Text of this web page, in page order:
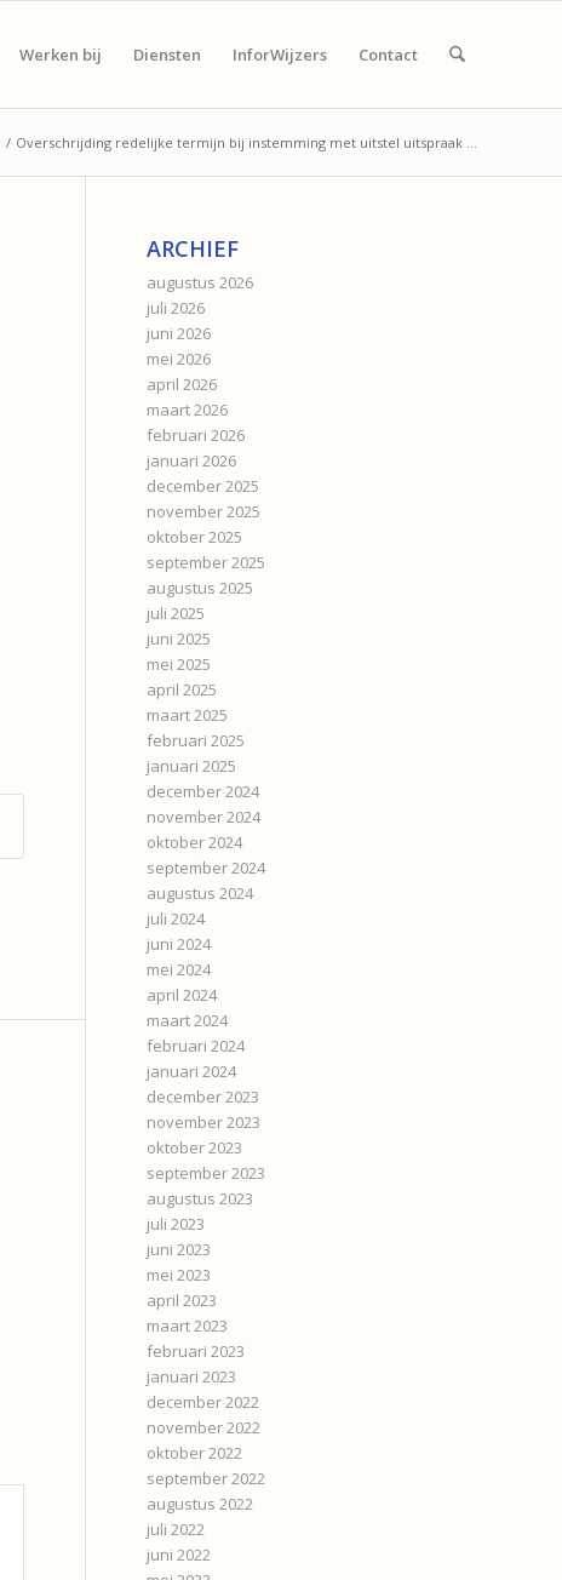
Werken bij Diensten InforWijzers Contact
/ Overschrijding redelijke termijn bij instemming met uitstel uitspraak ...
ARCHIEF
augustus 2026
juli 2026
juni 2026
mei 2026
april 2026
maart 2026
februari 2026
januari 2026
december 2025
november 2025
oktober 2025
september 2025
augustus 2025
juli 2025
juni 2025
mei 2025
april 2025
maart 2025
februari 2025
januari 2025
december 2024
november 2024
oktober 2024
september 2024
augustus 2024
juli 2024
juni 2024
mei 2024
april 2024
maart 2024
februari 2024
januari 2024
december 2023
november 2023
oktober 2023
september 2023
augustus 2023
juli 2023
juni 2023
mei 2023
april 2023
maart 2023
februari 2023
januari 2023
december 2022
november 2022
oktober 2022
september 2022
augustus 2022
juli 2022
juni 2022